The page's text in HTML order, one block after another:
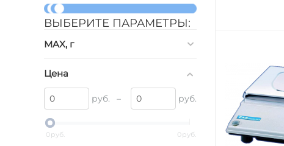
ВЫБЕРИТЕ ПАРАМЕТРЫ:
MAX, г
Цена
руб. – руб.
0руб. 0руб.